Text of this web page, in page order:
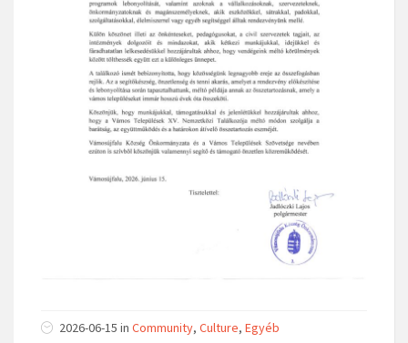
2026-06-15 in Community, Culture, Egyéb